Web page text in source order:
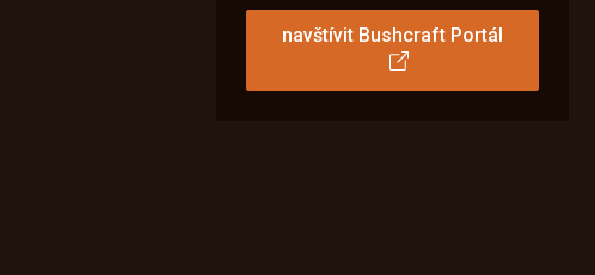
navštívit Bushcraft Portál